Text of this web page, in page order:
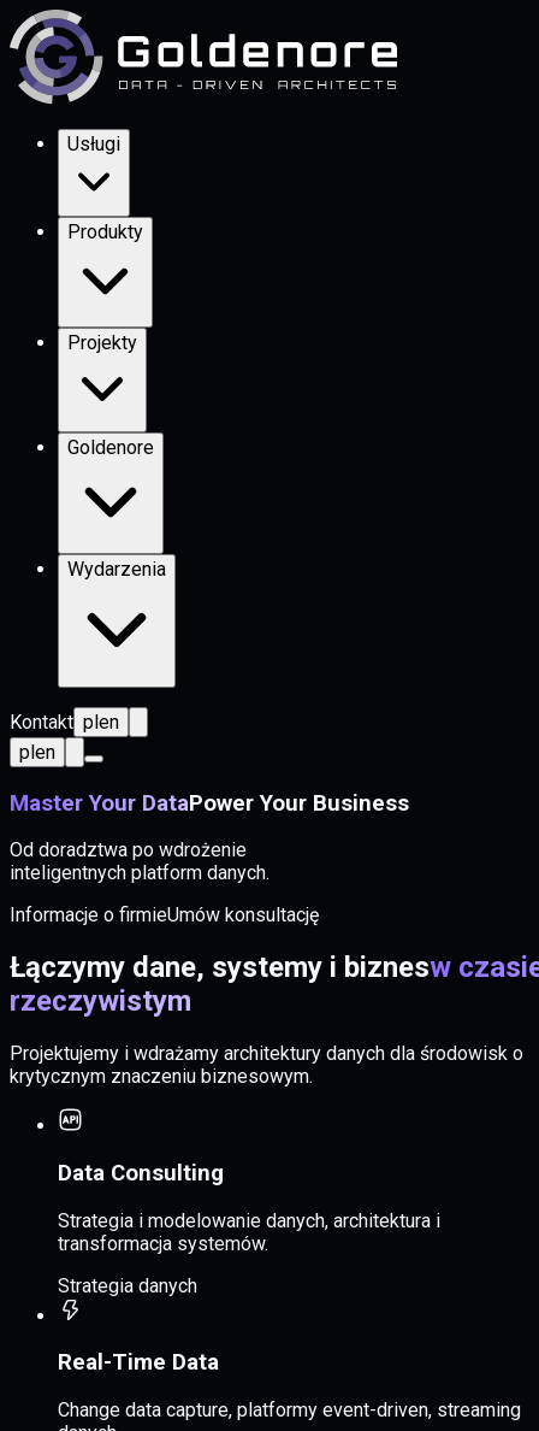
Usługi
Produkty
Projekty
Goldenore
Wydarzenia
Kontakt plen
plen
Master Your DataPower Your Business
Od doradztwa po wdrożenie
inteligentnych platform danych.
Informacje o firmieUmów konsultację
Łączymy dane, systemy i biznesw
rzeczywistym
Projektujemy i wdrażamy architektury danych dla środowisk o
krytycznym znaczeniu biznesowym.
Data Consulting
Strategia i modelowanie danych, architektura i
transformacja systemów.
Strategia danych
Real-Time Data
Change data capture, platformy event-driven, streaming